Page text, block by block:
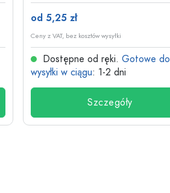
od 5,25 zł
Ceny z VAT, bez kosztów wysyłki
Dostępne od ręki. Gotowe do
wysyłki w ciągu: 1-2 dni
Szczegóły